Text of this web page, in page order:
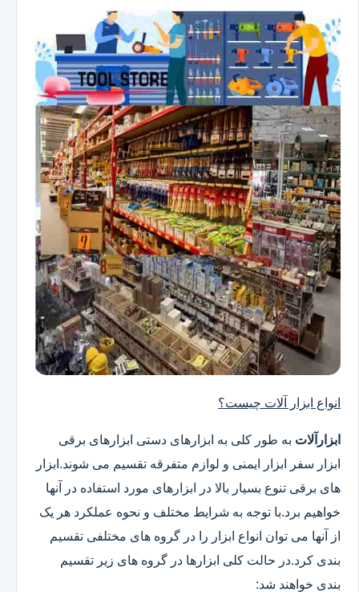
انواع ابزار آلات چیست؟
ابزارآلات به طور کلی به ابزارهای دستی ابزارهای برقی
ابزار سفر ابزار ایمنی و لوازم متفرقه تقسیم می شوند.ابزار
های برقی تنوع بسیار بالا در ابزارهای مورد استفاده در آنها
خواهیم برد.با توجه به شرایط مختلف و نحوه عملکرد هر یک
از آنها می توان انواع ابزار را در گروه های مختلفی تقسیم
بندی کرد.در حالت کلی ابزارها در گروه های زیر تقسیم
بندی خواهند شد: